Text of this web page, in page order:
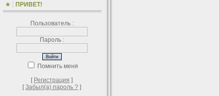
ПРИВЕТ!
Пользователь :
Пароль :
Помнить меня
[ Регистрация ]
[Забыл(а) пароль ? ]